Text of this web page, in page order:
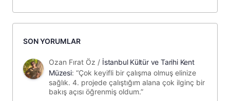
SON YORUMLAR
Ozan Fırat Öz / İstanbul Kültür ve Tarihi Kent
Müzesi: “Çok keyifli bir çalışma olmuş elinize
sağlık. 4. projede çalıştığım alana çok ilginç bir
bakış açısı öğrenmiş oldum.”